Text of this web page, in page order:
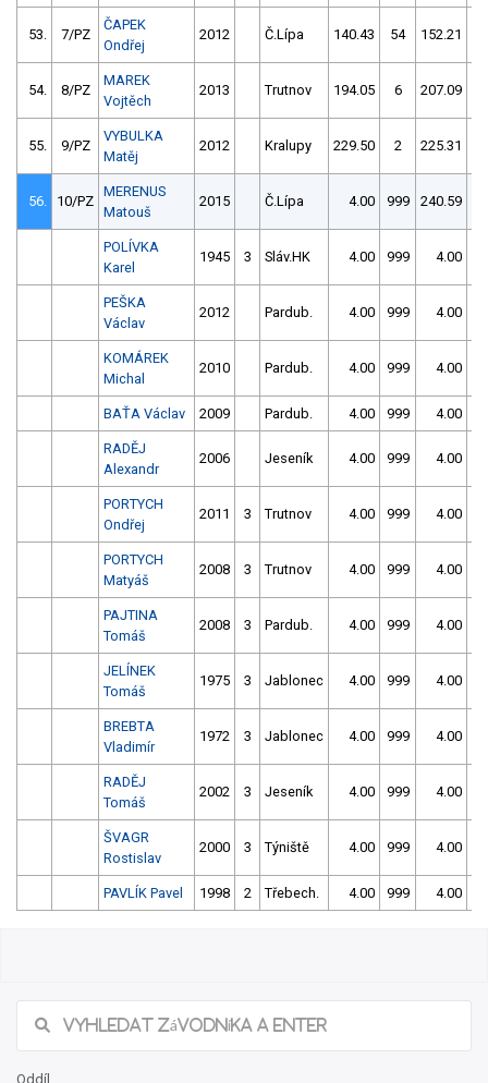
53. 7/PZ
ČAPEK
Ondřej
2012 Č.Lípa 140.43 54 152.21
54. 8/PZ
MAREK
Vojtěch
2013 Trutnov 194.05 6 207.09
55. 9/PZ
VYBULKA
Matěj
2012 Kralupy 229.50 2 225.31
56. 10/PZ
MERENUS
Matouš
2015 Č.Lípa 4.00 999 240.59
POLÍVKA
Karel
1945 3 Sláv.HK 4.00 999 4.00
PEŠKA
Václav
2012 Pardub. 4.00 999 4.00
KOMÁREK
Michal
2010 Pardub. 4.00 999 4.00
BAŤA Václav 2009 Pardub. 4.00 999 4.00
RADĚJ
Alexandr
2006 Jeseník 4.00 999 4.00
PORTYCH
Ondřej
2011 3 Trutnov 4.00 999 4.00
PORTYCH
Matyáš
2008 3 Trutnov 4.00 999 4.00
PAJTINA
Tomáš
2008 3 Pardub. 4.00 999 4.00
JELÍNEK
Tomáš
1975 3 Jablonec 4.00 999 4.00
BREBTA
Vladimír
1972 3 Jablonec 4.00 999 4.00
RADĚJ
Tomáš
2002 3 Jeseník 4.00 999 4.00
ŠVAGR
Rostislav
2000 3 Týniště 4.00 999 4.00
PAVLÍK Pavel 1998 2 Třebech. 4.00 999 4.00
Oddíl